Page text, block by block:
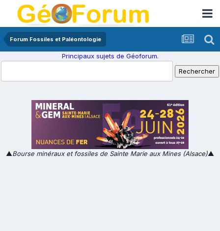
Forum Fossiles et Paléontologie
Principaux sujets de Géoforum.
▲Bourse minéraux et fossiles de Sainte Marie aux Mines (Alsace)▲